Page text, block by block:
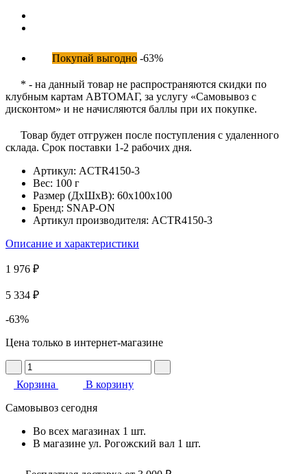
Покупай выгодно -63%
* - на данный товар не распространяются скидки по
клубным картам АВТОМАГ, за услугу «Самовывоз с
дисконтом» и не начисляются баллы при их покупке.
Товар будет отгружен после поступления с удаленного
склада. Срок поставки 1-2 рабочих дня.
Артикул: ACTR4150-3
Вес: 100 г
Размер (ДхШхВ): 60x100x100
Бренд: SNAP-ON
Артикул производителя: ACTR4150-3
Описание и характеристики
1 976 ₽
5 334 ₽
-63%
Цена только в интернет-магазине
Корзина
В корзину
Самовывоз сегодня
Во всех магазинах 1 шт.
В магазине ул. Рогожский вал 1 шт.